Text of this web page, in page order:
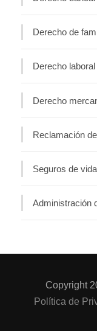
Derecho de
Derecho
Derecho
Reclamación
Seguros de vida
Administración
Copyright
Política de